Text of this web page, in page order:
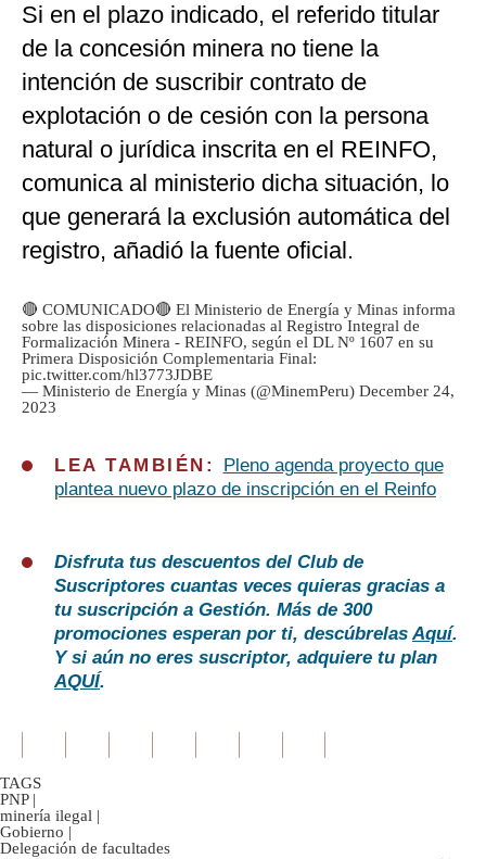
Si en el plazo indicado, el referido titular
de la concesión minera no tiene la
intención de suscribir contrato de
explotación o de cesión con la persona
natural o jurídica inscrita en el REINFO,
comunica al ministerio dicha situación, lo
que generará la exclusión automática del
registro, añadió la fuente oficial.
🔴 COMUNICADO🔴 El Ministerio de Energía y Minas informa
sobre las disposiciones relacionadas al Registro Integral de
Formalización Minera - REINFO, según el DL Nº 1607 en su
Primera Disposición Complementaria Final:
pic.twitter.com/hl3773JDBE
— Ministerio de Energía y Minas (@MinemPeru) December 24,
2023
LEA TAMBIÉN:
Pleno agenda proyecto que
plantea nuevo plazo de inscripción en el Reinfo
Disfruta tus descuentos del Club de
Suscriptores cuantas veces quieras gracias a
tu suscripción a Gestión. Más de 300
promociones esperan por ti, descúbrelasAquí.
Y si aún no eres suscriptor, adquiere tu plan
AQUÍ.
TAGS
PNP |
minería ilegal |
Gobierno |
Delegación de facultades